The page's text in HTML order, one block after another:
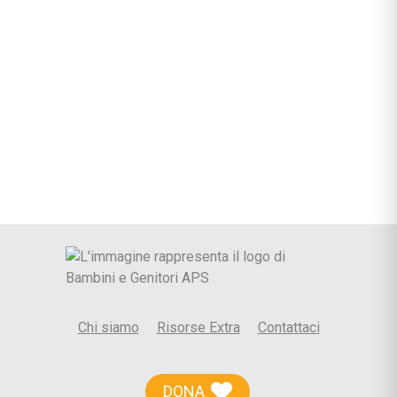
Chi siamo Risorse Extra Contattaci
DONA